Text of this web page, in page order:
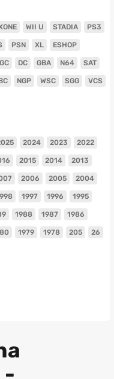
WII U STADIA PS3
PSN XL ESHOP
GC DC GBA N64 SAT
NGP WSC SGG VCS
2024 2023 2022
2015 2014 2013
2006 2005 2004
1997 1996 1995
1988 1987 1986
1979 1978 205 26